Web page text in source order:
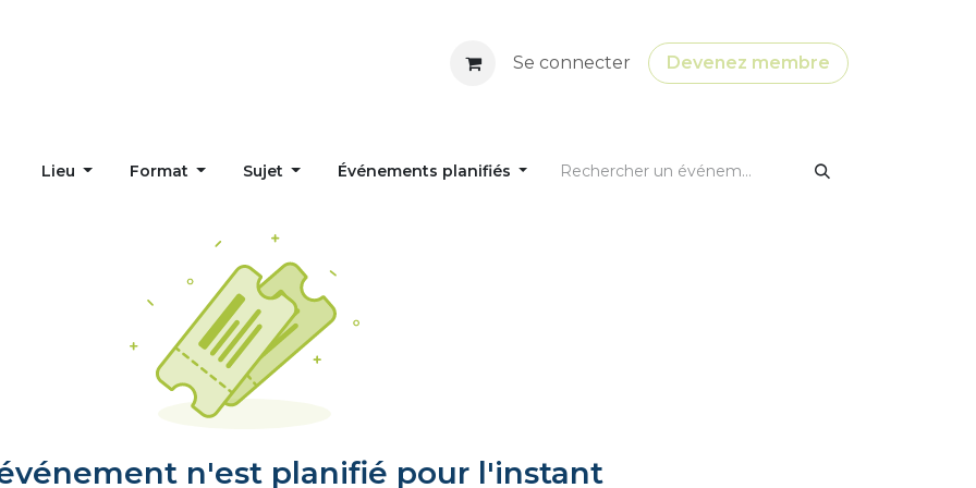
Se connecter Devenez membre
Lieu Format Sujet Événements planifiés
n'est planifié pour l'instant